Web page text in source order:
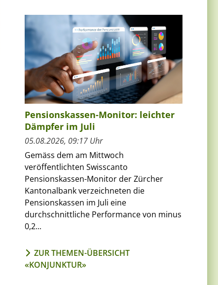
Pensionskassen-Monitor: leichter
Dämpfer im Juli
05.08.2026, 09:17 Uhr
Gemäss dem am Mittwoch
veröffentlichten Swisscanto
Pensionskassen-Monitor der Zürcher
Kantonalbank verzeichneten die
Pensionskassen im Juli eine
durchschnittliche Performance von minus
0,2...
ZUR THEMEN-ÜBERSICHT
«KONJUNKTUR»